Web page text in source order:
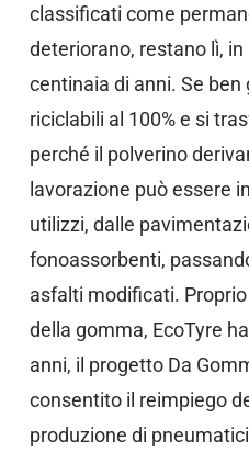
classificati come
deteriorano, restano lì,
centinaia di anni. Se
riciclabili al 100% e si
perché il polverino
lavorazione può essere
utilizzi, dalle
fonoassorbenti,
asfalti modificati.
della gomma, EcoTyre
anni, il progetto Da
consentito il reimpiego
produzione di